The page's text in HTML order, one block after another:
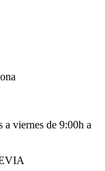
a viernes de 9:00h a